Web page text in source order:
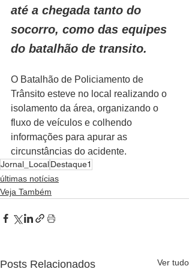
até a chegada tanto do
socorro, como das equipes
do batalhão de transito.
O Batalhão de Policiamento de
Trânsito esteve no local realizando o
isolamento da área, organizando o
fluxo de veículos e colhendo
informações para apurar as
circunstâncias do acidente.
Jornal_LocalDestaque1
últimas notícias
Veja Também
Posts Relacionados Ver tudo